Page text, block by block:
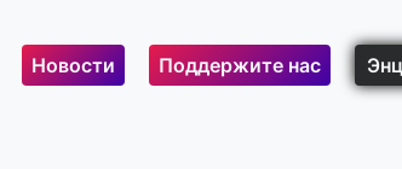
Новости Поддержите нас